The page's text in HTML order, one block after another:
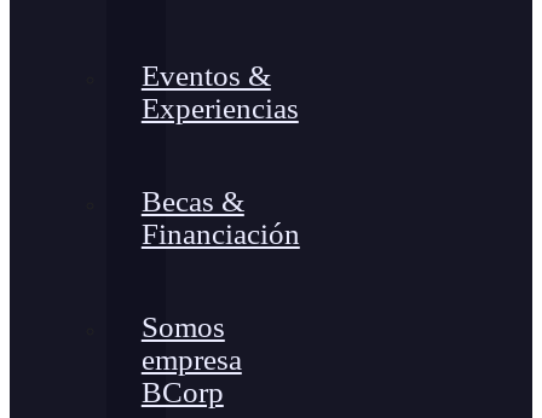
Eventos &
Experiencias
Becas &
Financiación
Somos
empresa
BCorp